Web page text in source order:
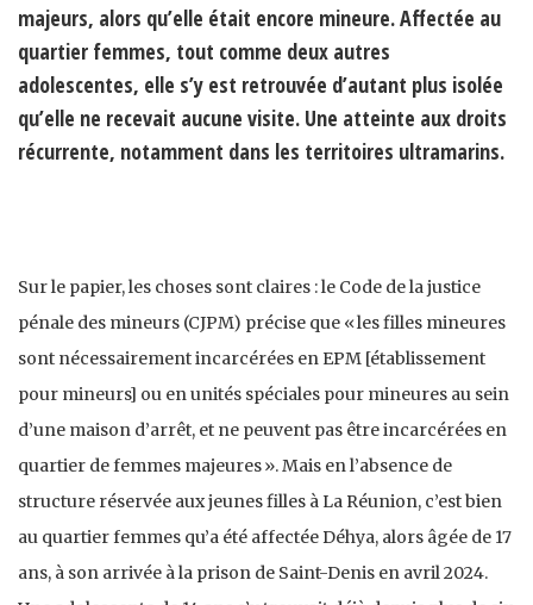
majeurs, alors qu’elle était encore mineure. Affectée au
quartier femmes, tout comme deux autres
adolescentes, elle s’y est retrouvée d’autant plus isolée
qu’elle ne recevait aucune visite. Une atteinte aux droits
récurrente, notamment dans les territoires ultramarins.
Sur le papier, les choses sont claires : le Code de la justice
pénale des mineurs (CJPM) précise que « les filles mineures
sont nécessairement incarcérées en EPM [établissement
pour mineurs] ou en unités spéciales pour mineures au sein
d’une maison d’arrêt, et ne peuvent pas être incarcérées en
quartier de femmes majeures ». Mais en l’absence de
structure réservée aux jeunes filles à La Réunion, c’est bien
au quartier femmes qu’a été affectée Déhya, alors âgée de 17
ans, à son arrivée à la prison de Saint-Denis en avril 2024.